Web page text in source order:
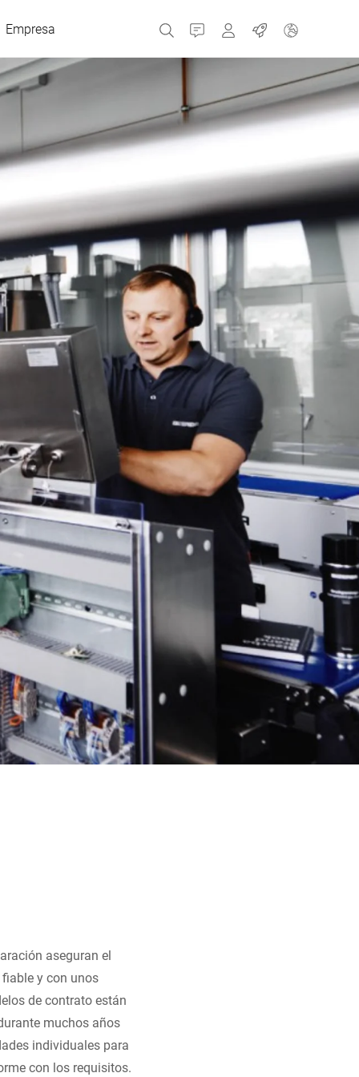
Empresa ContactoMyBizerbaTrabajos
República Checa
Grecia
Países Bajos
Rusia
España
Ucrania
aseguran el
y con unos
de contrato están
muchos años
individuales para
con los requisitos.